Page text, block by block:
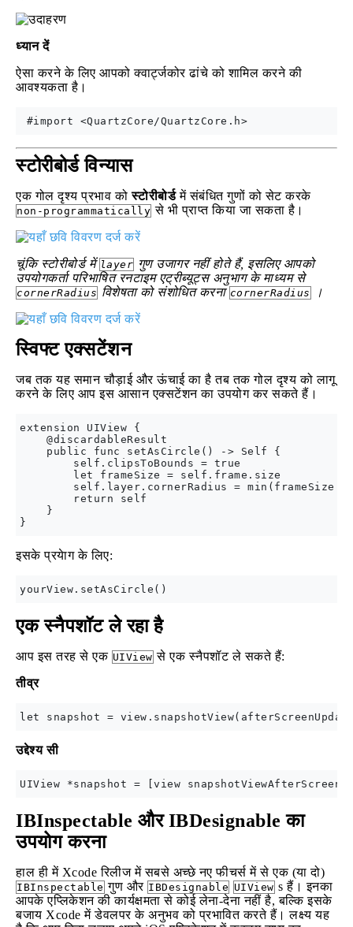
ध्यान दें
ऐसा करने के लिए आपको क्वार्ट्जकोर ढांचे को शामिल करने की
आवश्यकता है।
स्टोरीबोर्ड विन्यास
एक गोल दृश्य प्रभाव कोस्टोरीबोर्डमें संबंधित गुणों को सेट करके
non-programmatically से भी प्राप्त किया जा सकता है।
चूंकि स्टोरीबोर्ड में layer गुण उजागर नहीं होते हैं, इसलिए आपको
उपयोगकर्ता परिभाषित रनटाइम एट्रीब्यूट्स अनुभाग के माध्यम से
cornerRadius विशेषता को संशोधित करना cornerRadius ।
स्विफ्ट एक्सटेंशन
जब तक यह समान चौड़ाई और ऊंचाई का है तब तक गोल दृश्य को लागू
करने के लिए आप इस आसान एक्सटेंशन का उपयोग कर सकते हैं।
extension UIView {
    @discardableResult
    public func setAsCircle() -> Self {
        self.clipsToBounds = true
        let frameSize = self.frame.size
self.layer.cornerRadius =
        return self
    }
इसके प्रयेाग के लिए:
एक स्नैपशॉट ले रहा है
आप इस तरह से एक UIView से एक स्नैपशॉट ले सकते हैं:
तीव्र
उद्देश्य सी
IBInspectable और IBDesignable का
उपयोग करना
हाल ही में Xcode रिलीज में सबसे अच्छे नए फीचर्स में से एक (या दो)
IBInspectable गुण और IBDesignable UIView s हैं। इनका
आपके एप्लिकेशन की कार्यक्षमता से कोई लेना-देना नहीं है, बल्कि इसके
बजाय Xcode में डेवलपर के अनुभव को प्रभावित करते हैं। लक्ष्य यह